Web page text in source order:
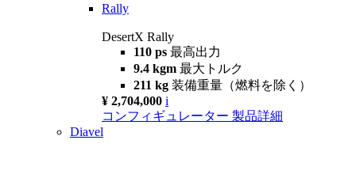
Rally
DesertX Rally
110 ps 最高出力
9.4 kgm 最大トルク
211 kg 装備重量（燃料を除く）
¥ 2,704,000 i
コンフィギュレーター 製品詳細
Diavel